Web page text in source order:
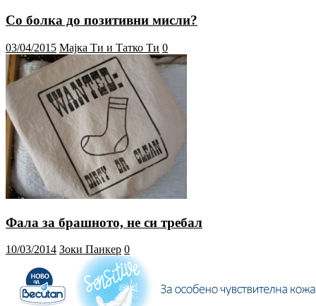
Со болка до позитивни мисли?
03/04/2015 Мајка Ти и Татко Ти 0
Фала за брашното, не си требал
10/03/2014 Зоки Панкер 0